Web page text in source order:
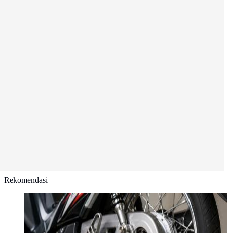
Rekomendasi